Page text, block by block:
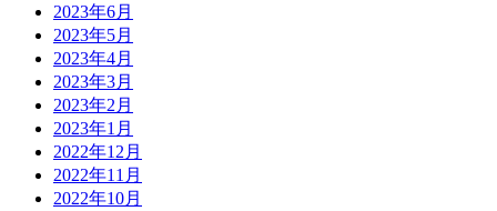
2023年6月
2023年5月
2023年4月
2023年3月
2023年2月
2023年1月
2022年12月
2022年11月
2022年10月